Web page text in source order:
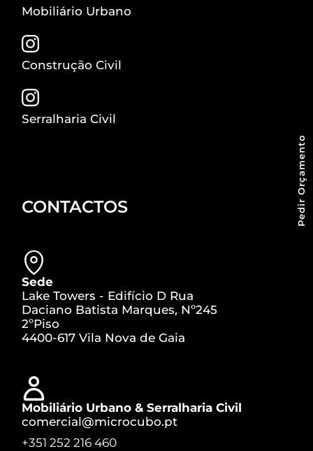
Mobiliário Urbano
Construção Civil
Serralharia Civil
CONTACTOS
Sede
Lake Towers - Edifício D Rua
Daciano Batista Marques, Nº245
2ºPiso
4400-617 Vila Nova de Gaia
Mobiliário Urbano & Serralharia Civil
comercial@microcubo.pt
+351 252 216 460
Pedir Orçamento